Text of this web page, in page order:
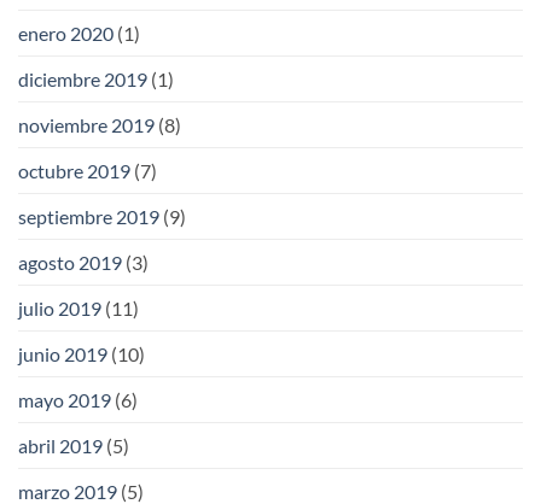
enero 2020 (1)
diciembre 2019 (1)
noviembre 2019 (8)
octubre 2019 (7)
septiembre 2019 (9)
agosto 2019 (3)
julio 2019 (11)
junio 2019 (10)
mayo 2019 (6)
abril 2019 (5)
marzo 2019 (5)